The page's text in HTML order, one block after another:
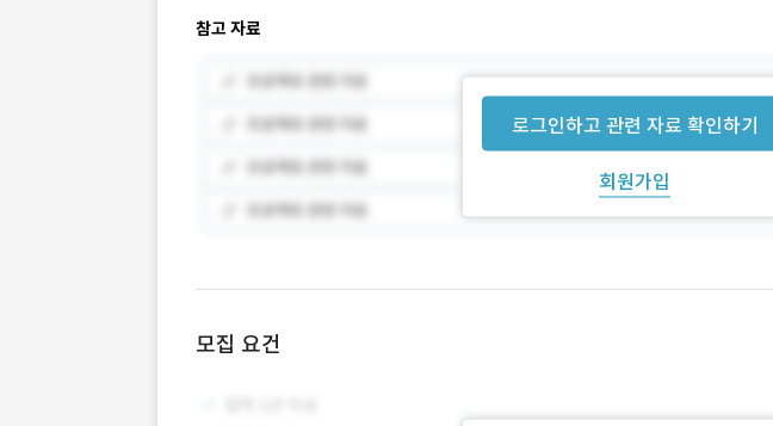
참고 자료
로그인하고 관련 자료 확인하기
회원가입
모집 요건